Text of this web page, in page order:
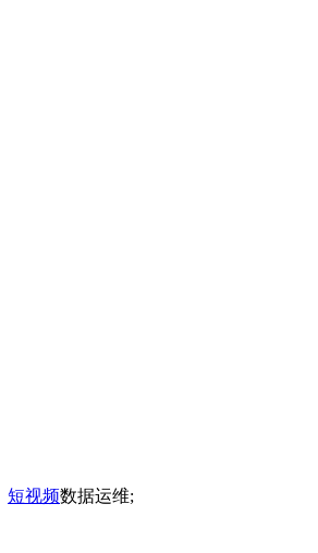
短视频数据运维;